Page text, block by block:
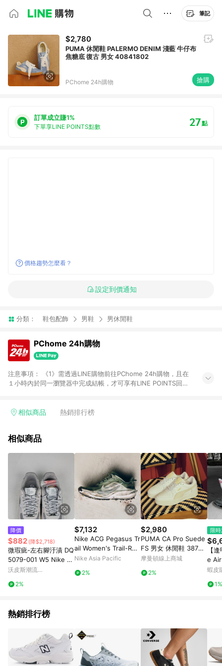
筆記
$2,780
PUMA 休閒鞋 PALERMO DENIM 淺藍 牛仔布
焦糖底 復古 男女 40841802
PChome 24h購物 搶購
訂單成立賺1%
下單享LINE POINTS點數 27點
價格趨勢怎麼看？
設定到價通知
分類： 鞋包配飾 男鞋 男休閒鞋
PChome 24h購物
注意事項： 《1》需透過LINE購物前往PChome 24h購物，且在
１小時內於同一瀏覽器中完成結帳，才可享有LINE POINTS回饋
在點數回饋範圍內。 《3》如取消訂單、退貨、購物中登出
品、票券、訂閱方案、PChome儲值商品、企業專區/企業採購、
值點數、點數/禮物卡 [2025/2/16起適用] - 票券全品項
[2026/6/2起適用] 《5》回饋點數的計算將會排除【訂單活動折
扣 (含折價券折扣)】、【P幣扣抵】、【現金積點扣抵】及【訂單
運費】等金額。 《6》符合LINE POINTS回饋資格之訂單將於商
家訂單頁面標示「LINE回饋」，若無此標示則 不符合回饋LINE
POINTS點數資格亦不得使用點數紅包 。 《7》LINE購物設有
「單一商品最高回饋點數」機制 (特殊活動時開放「回饋無上
限」)，以同一訂單中同一商品不論件數計算，並依訂單成立時間
當下LINE購物所設定的回饋機制為準。 《8》LINE購物為購物資
訊整合性平台，商品資料更新會有時間差，如顯示之商品規格、
顏色、價位、贈品與PChome 24h購物銷售網頁不符，以銷售網
頁標示為準！
相似商品 熱銷排行榜
相似商品
降價
$882 (降$2,718)
微瑕疵-左右腳汙漬 DQ
5079-001 W5 Nike Ai
r Force 1 '07 LX 銀灰
沃皮斯潮流
2%
$7,132
Nike ACG Pegasus Tr
ail Women's Trail-Run
ning Shoes
Nike Asia Pacific
2%
$2,980
PUMA CA Pro Suede
FS 男女 休閒鞋 38732
714
摩曼頓線上商城
2%
限
【
e
粉
蝦皮
1%
熱銷排行榜